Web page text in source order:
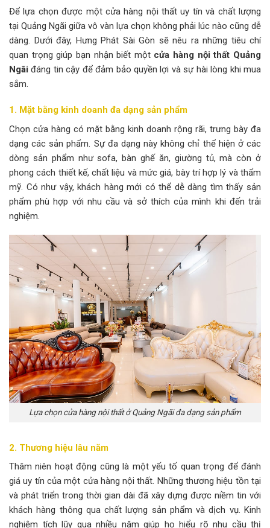
Để lựa chọn được một cửa hàng nội thất uy tín và chất lượng
tại Quảng Ngãi giữa vô vàn lựa chọn không phải lúc nào cũng dễ
dàng. Dưới đây, Hưng Phát Sài Gòn sẽ nêu ra những tiêu chí
quan trọng giúp bạn nhận biết một cửa hàng nội thất Quảng
Ngãi đáng tin cậy để đảm bảo quyền lợi và sự hài lòng khi mua
sắm.
1. Mặt bằng kinh doanh đa dạng sản phẩm
Chọn cửa hàng có mặt bằng kinh doanh rộng rãi, trưng bày đa
dạng các sản phẩm. Sự đa dạng này không chỉ thể hiện ở các
dòng sản phẩm như sofa, bàn ghế ăn, giường tủ, mà còn ở
phong cách thiết kế, chất liệu và mức giá, bày trí hợp lý và thẩm
mỹ. Có như vậy, khách hàng mới có thể dễ dàng tìm thấy sản
phẩm phù hợp với nhu cầu và sở thích của mình khi đến trải
nghiệm.
Lựa chọn cửa hàng nội thất ở Quảng Ngãi đa dạng sản phẩm
2. Thương hiệu lâu năm
Thâm niên hoạt động cũng là một yếu tố quan trọng để đánh
giá uy tín của một cửa hàng nội thất. Những thương hiệu tồn tại
và phát triển trong thời gian dài đã xây dựng được niềm tin với
khách hàng thông qua chất lượng sản phẩm và dịch vụ. Kinh
nghiệm tích lũy qua nhiều năm giúp họ hiểu rõ nhu cầu thị